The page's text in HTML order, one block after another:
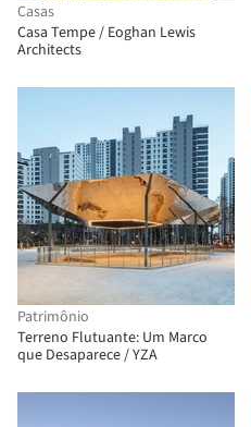
Casas
Casa Tempe / Eoghan Lewis
Architects
Patrimônio
Terreno Flutuante: Um Marco
que Desaparece / YZA